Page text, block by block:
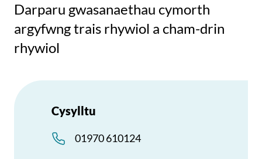
Darparu gwasanaethau cymorth
argyfwng trais rhywiol a cham-drin
rhywiol
Cysylltu
01970 610124